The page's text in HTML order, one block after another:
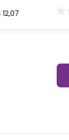
12,07